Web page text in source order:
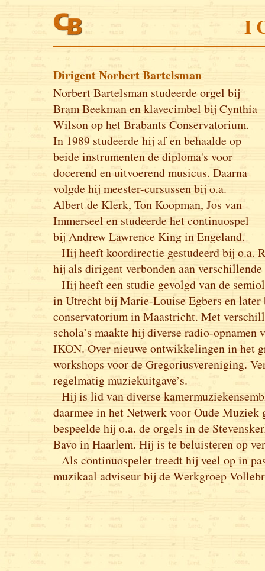
I
Dirigent Norbert Bartelsman
Norbert Bartelsman studeerde orgel bij
Bram Beekman en klavecimbel bij Cynthia
Wilson op het Brabants Conservatorium.
In 1989 studeerde hij af en behaalde op
beide instrumenten de diploma's voor
docerend en uitvoerend musicus. Daarna
volgde hij meester-cursussen bij o.a.
Albert de Klerk, Ton Koopman, Jos van
Immerseel en studeerde het continuospel
bij Andrew Lawrence King in Engeland.
Hij heeft koordirectie gestudeerd bij o.a.
hij als dirigent verbonden aan verschillende
Hij heeft een studie gevolgd van de
in Utrecht bij Marie-Louise Egbers en
conservatorium in Maastricht. Met
schola’s maakte hij diverse radio-opnamen
IKON. Over nieuwe ontwikkelingen in het
workshops voor de Gregoriusvereniging.
regelmatig muziekuitgave’s.
Hij is lid van diverse
daarmee in het Netwerk voor Oude Muziek
bespeelde hij o.a. de orgels in de
Bavo in Haarlem. Hij is te beluisteren op
Als continuospeler treedt hij veel op in
muzikaal adviseur bij de Werkgroep